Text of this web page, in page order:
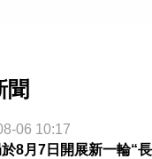
聞
06 10:17
8月7日開展新一輪“